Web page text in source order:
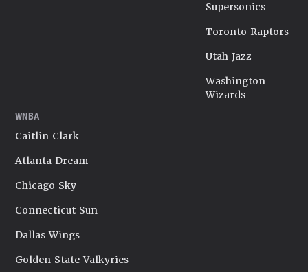
Supersonics
Toronto Raptors
Utah Jazz
Washington
Wizards
WNBA
Caitlin Clark
Atlanta Dream
Chicago Sky
Connecticut Sun
Dallas Wings
Golden State Valkyries